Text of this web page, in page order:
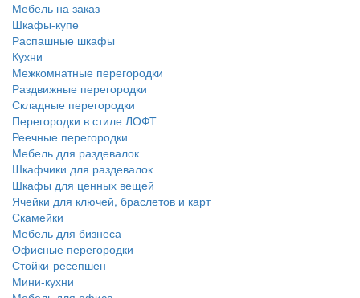
Мебель на заказ
Шкафы-купе
Распашные шкафы
Кухни
Межкомнатные перегородки
Раздвижные перегородки
Складные перегородки
Перегородки в стиле ЛОФТ
Реечные перегородки
Мебель для раздевалок
Шкафчики для раздевалок
Шкафы для ценных вещей
Ячейки для ключей, браслетов и карт
Скамейки
Мебель для бизнеса
Офисные перегородки
Стойки-ресепшен
Мини-кухни